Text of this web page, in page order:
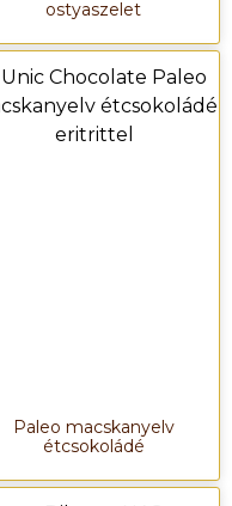
ostyaszelet
Paleo macskanyelv
étcsokoládé